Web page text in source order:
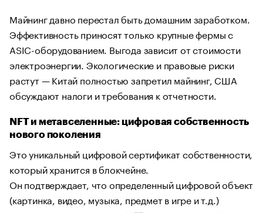
Майнинг давно перестал быть домашним заработком.
Эффективность приносят только крупные фермы с
ASIC-оборудованием. Выгода зависит от стоимости
электроэнергии. Экологические и правовые риски
растут — Китай полностью запретил майнинг, США
обсуждают налоги и требования к отчетности.
NFT и метавселенные: цифровая собственность
нового поколения
Это уникальный цифровой сертификат собственности,
который хранится в блокчейне.
Он подтверждает, что определенный цифровой объект
(картинка, видео, музыка, предмет в игре и т.д.)